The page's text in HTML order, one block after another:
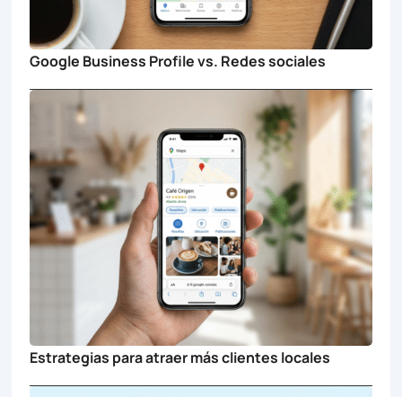
Google Business Profile vs. Redes sociales
Estrategias para atraer más clientes locales